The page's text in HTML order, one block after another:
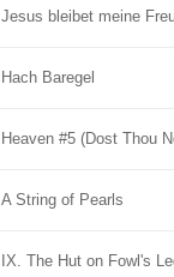
Jesus bleibet meine
Hach Baregel
Heaven #5 (Dost Thou
A String of Pearls
IX. The Hut on Fowl's